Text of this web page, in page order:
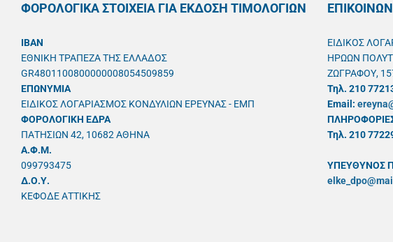
ΦΟΡΟΛΟΓΙΚΑ ΣΤΟΙΧΕΙΑ ΓΙΑ ΕΚΔΟΣΗ ΤΙΜΟΛΟΓΙΩΝ
IBAN
ΕΘΝΙΚΗ ΤΡΑΠΕΖΑ ΤΗΣ ΕΛΛΑΔΟΣ
GR4801100800000008054509859
ΕΠΩΝΥΜΙΑ
ΕΙΔΙΚΟΣ ΛΟΓΑΡΙΑΣΜΟΣ ΚΟΝΔΥΛΙΩΝ ΕΡΕΥΝΑΣ - ΕΜΠ
ΦΟΡΟΛΟΓΙΚΗ ΕΔΡΑ
ΠΑΤΗΣΙΩΝ 42, 10682 ΑΘΗΝΑ
A.Φ.Μ.
099793475
Δ.Ο.Υ.
ΚΕΦΟΔΕ ΑΤΤΙΚΗΣ
ΕΙΔΙΚΟΣ
ΗΡΩΩΝ
ΖΩΓΡΑΦΟΥ,
Τηλ. 210
Email:
Τηλ. 210
ΥΠΕΥΘYΝΟΣ